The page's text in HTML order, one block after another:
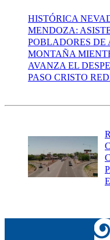
HISTÓRICA
MENDOZA:
POBLADORES DE
MONTAÑA
AVANZA EL
PASO CRISTO